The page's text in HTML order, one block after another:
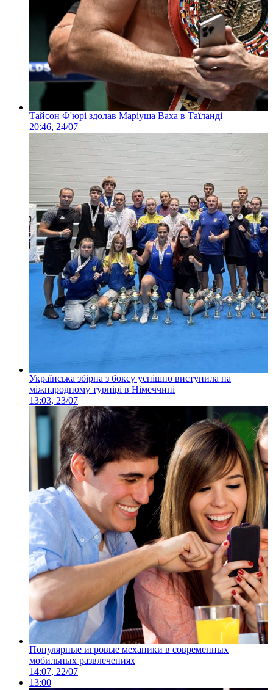
Тайсон Ф'юрі здолав Маріуша Ваха в Таїланді
20:46, 24/07
Українська збірна з боксу успішно виступила на
міжнародному турнірі в Німеччині
13:03, 23/07
Популярные игровые механики в современных
мобильных развлечениях
14:07, 22/07
13:00